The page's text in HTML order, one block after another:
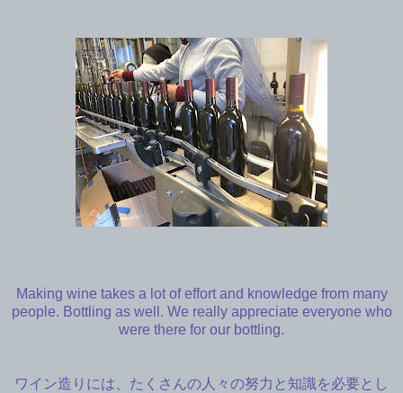
Making wine takes a lot of effort and knowledge from many
people. Bottling as well. We really appreciate everyone who
were there for our bottling.
ワイン造りには、たくさんの人々の努力と知識を必要とし